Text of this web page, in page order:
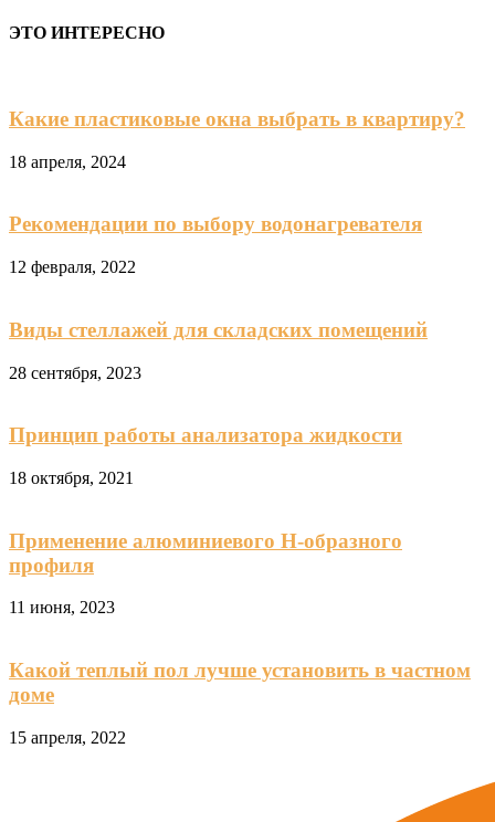
ЭТО ИНТЕРЕСНО
Какие пластиковые окна выбрать в квартиру?
18 апреля, 2024
Рекомендации по выбору водонагревателя
12 февраля, 2022
Виды стеллажей для складских помещений
28 сентября, 2023
Принцип работы анализатора жидкости
18 октября, 2021
Применение алюминиевого Н-образного
профиля
11 июня, 2023
Какой теплый пол лучше установить в частном
доме
15 апреля, 2022